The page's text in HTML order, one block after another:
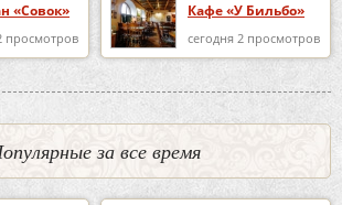
«Совок»
просмотров
Кафе «У Бильбо»
сегодня 2 просмотров
за все время